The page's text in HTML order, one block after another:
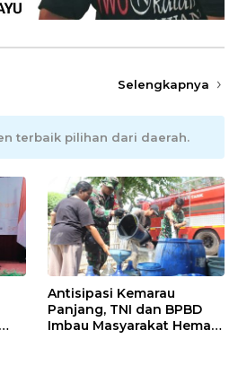
Selengkapnya
terbaik pilihan dari daerah.
Antisipasi Kemarau
Panjang, TNI dan BPBD
Imbau Masyarakat Hemat